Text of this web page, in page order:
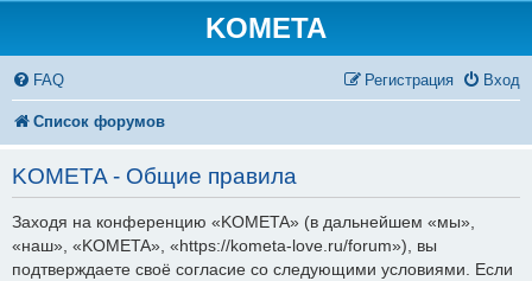
KOMETA
FAQ Вход
Регистрация
Список форумов
KOMETA - Общие правила
Заходя на конференцию «KOMETA» (в дальнейшем «мы»,
«наш», «KOMETA», «https://kometa-love.ru/forum»), вы
подтверждаете своё согласие со следующими условиями. Если